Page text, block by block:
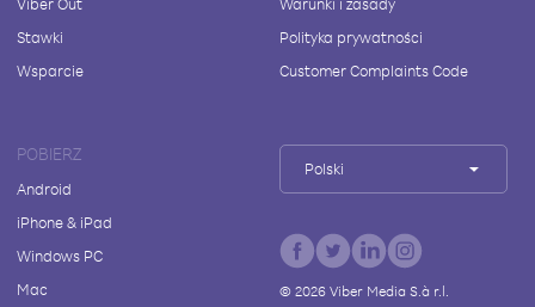
Stawki
Wsparcie
Polityka prywatności
Customer Complaints Code
POBIERZ
Android
iPhone & iPad
Windows PC
Mac
Polski
© 2026Viber Media S.à r.l.